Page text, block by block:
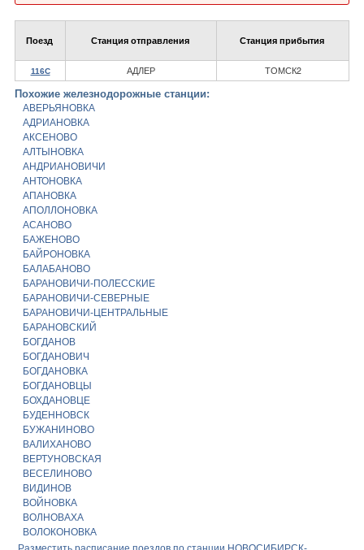
Поезд Станция отправления Станция прибытия
116С АДЛЕР ТОМСК2
Похожие железнодорожные станции:
АВЕРЬЯНОВКА
АДРИАНОВКА
АКСЕНОВО
АЛТЫНОВКА
АНДРИАНОВИЧИ
АНТОНОВКА
АПАНОВКА
АПОЛЛОНОВКА
АСАНОВО
БАЖЕНОВО
БАЙРОНОВКА
БАЛАБАНОВО
БАРАНОВИЧИ-ПОЛЕССКИЕ
БАРАНОВИЧИ-СЕВЕРНЫЕ
БАРАНОВИЧИ-ЦЕНТРАЛЬНЫЕ
БАРАНОВСКИЙ
БОГДАНОВ
БОГДАНОВИЧ
БОГДАНОВКА
БОГДАНОВЦЫ
БОХДАНОВЦЕ
БУДЕННОВСК
БУЖАНИНОВО
ВАЛИХАНОВО
ВЕРТУНОВСКАЯ
ВЕСЕЛИНОВО
ВИДИНОВ
ВОЙНОВКА
ВОЛНОВАХА
ВОЛОКОНОВКА